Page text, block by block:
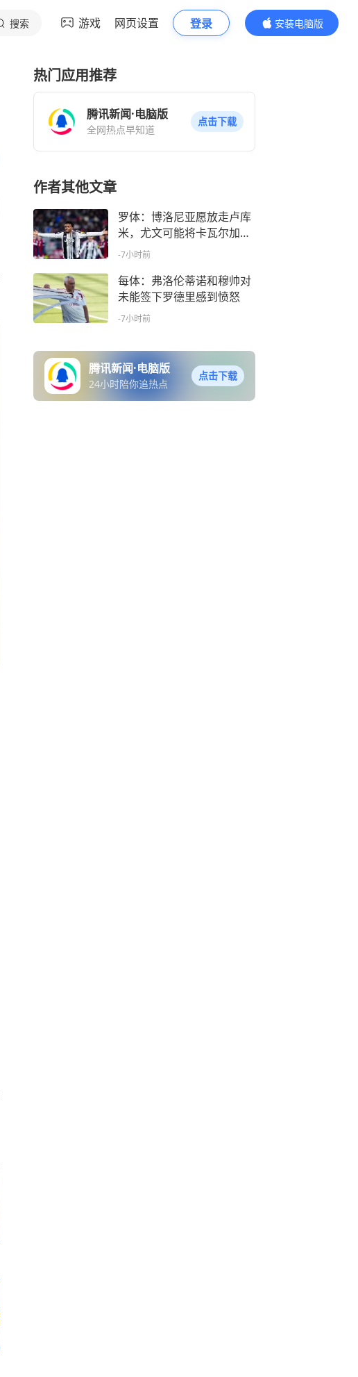
搜索 游戏 网页设置 登录
安装电脑版
内容更精彩
热门应用推荐
腾讯新闻·电脑版
全网热点早知道
点击下载
作者其他文章
罗体：博洛尼亚愿放走卢库
米，尤文可能将卡瓦尔加入
交易
-7小时前
每体：弗洛伦蒂诺和穆帅对
未能签下罗德里感到愤怒
-7小时前
腾讯新闻·电脑版
24小时陪你追热点
点击下载